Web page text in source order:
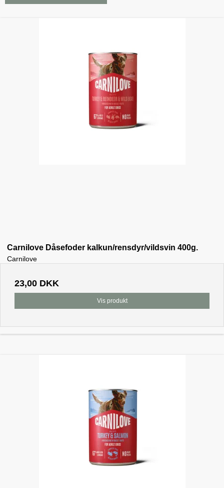
Carnilove Dåsefoder kalkun/rensdyr/vildsvin 400g.
Carnilove
23,00 DKK
Vis produkt